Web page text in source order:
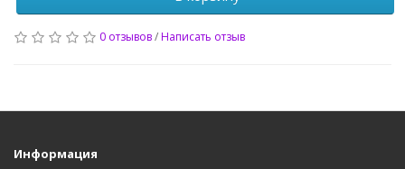
0 отзывов/Написать отзыв
Информация